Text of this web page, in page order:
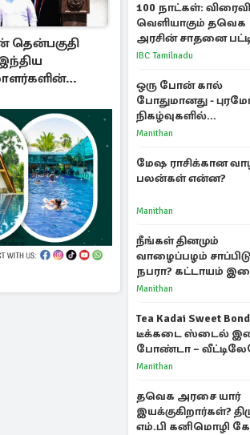
100 நாட்கள்:
வெளியாகும் தவெக
அரசின் சாதனை
IBC Tamilnadu
ஒரு போன் கால்
போதுமானது -
நிகழ்வுகளில்
பங்கேற்காதது குறித்து
Manithan
மேஷ ராசிக்கான
பலன்கள் என்ன?
Manithan
நீங்கள் தினமும்
வாழைப்பழம்
நபரா? கட்டாயம்
தெரிந்து
Manithan
Tea Kadai Sweet
டீக்கடை ஸ்டைல்
போண்டா –
செய்வது எப்படி?
Manithan
தவெக அரசை யார்
இயக்குகிறார்கள்?
எம்.பி கனிமொழி